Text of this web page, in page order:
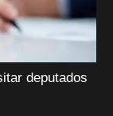
deputados